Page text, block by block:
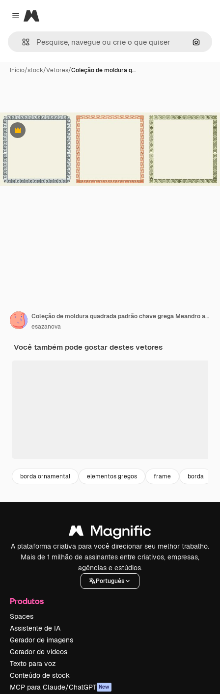
Close menu
Magnific
Início/stock/Vetores/Coleção de moldura q…
Premium
Coleção de moldura quadrada padrão chave grega Meandro antigo decorativo
esazanova
Você também pode gostar destes vetores
borda ornamental elementos gregos frame borda
A plataforma criativa para você direcionar seu melhor trabalho.
Mais de 1 milhão de assinantes entre criativos, empresas,
agências e estúdios.
Português
Produtos
Spaces
Assistente de IA
Gerador de imagens
Gerador de vídeos
Texto para voz
Conteúdo de stock
MCP para Claude/ChatGPT New